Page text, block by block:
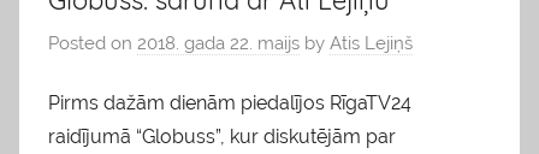
g
s
Posted on 2018. gada 22. maijs by Atis Lejiņš
Pirms dažām dienām piedalījos RīgaTV24
raidījumā “Globuss”, kur diskutējām par